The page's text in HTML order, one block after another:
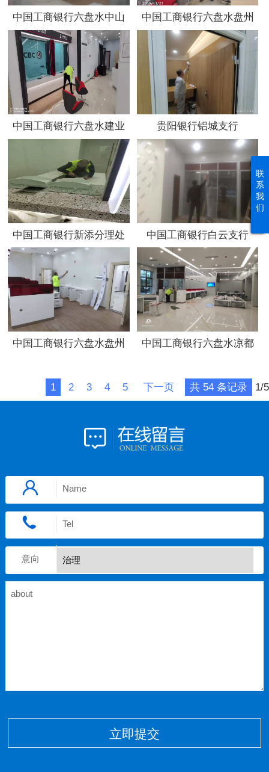
中国工商银行六盘水中山
分理处
中国工商银行六盘水盘州
土城支行
中国工商银行六盘水建业
支行
贵阳银行铝城支行
中国工商银行新添分理处 中国工商银行白云支行
中国工商银行六盘水盘州
中国工商银行六盘水凉都
1 2 3 4 5 下一页 共 54 条记录 1/5
意向
立即提交
联
系
我
们